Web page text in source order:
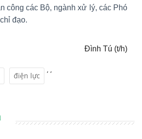
công các Bộ, ngành xử lý, các Phó
đạo.
Đình Tú (t/h)
,
điện lực
,